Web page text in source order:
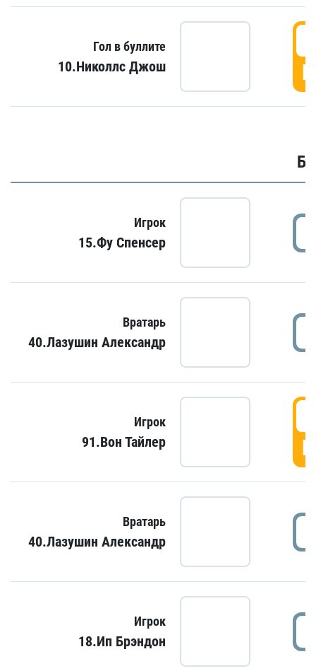
Гол в буллите
10.Николлс Джош
Игрок
15.Фу Спенсер
Вратарь
40.Лазушин Александр
Игрок
91.Вон Тайлер
Вратарь
40.Лазушин Александр
Игрок
18.Ип Брэндон